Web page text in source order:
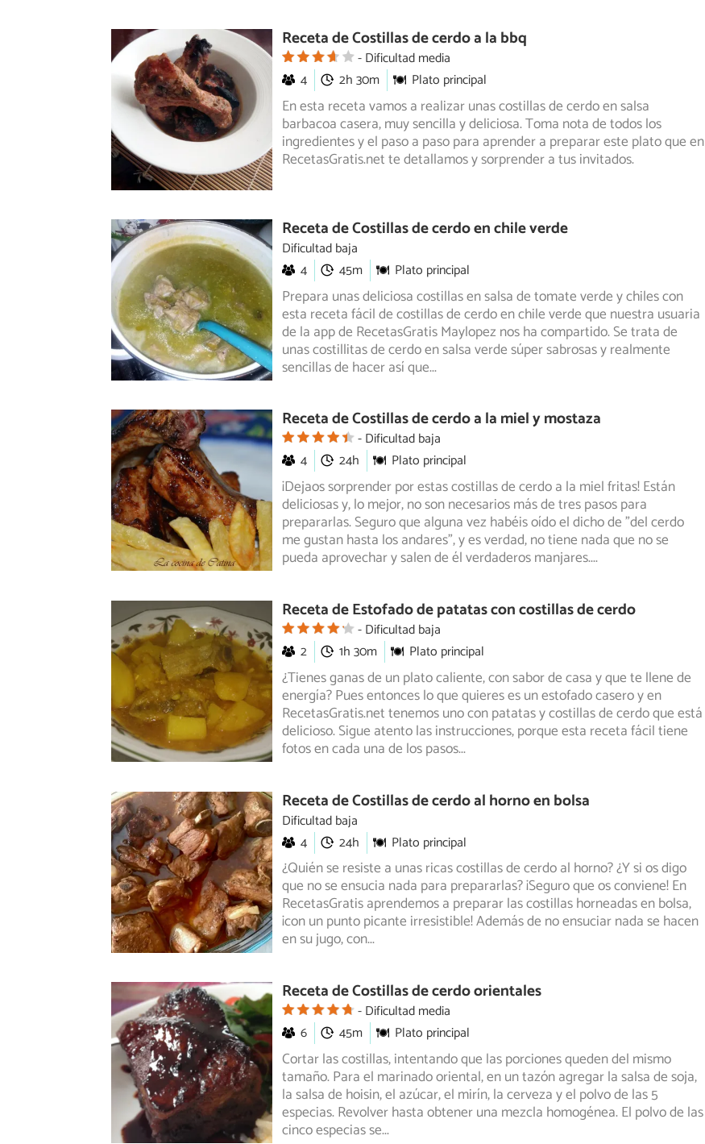
Receta de Costillas de cerdo a la bbq
Dificultad media
4
2h 30m Plato principal
En esta receta vamos a realizar unas costillas de cerdo en salsa
barbacoa casera, muy sencilla y deliciosa. Toma nota de todos los
ingredientesy el paso a paso para aprender a preparar este plato que en
RecetasGratis.net te detallamos y sorprender a tus invitados.
Receta de Costillas de cerdo en chile verde
Dificultad baja
4
45m Plato principal
Prepara unas deliciosa costillas en salsa de tomate verde y chiles con
esta receta fácil de costillas de cerdo en chile verde que nuestra usuaria
de la app de RecetasGratis Maylopez nos ha compartido. Se trata de
unas costillitas de cerdo en salsa verde súper sabrosas y realmente
sencillas de hacer así que...
Receta de Costillas de cerdo a la miel y mostaza
Dificultad baja
4
24h Plato principal
¡Dejaos sorprender por estas costillas de cerdo a la miel fritas! Están
deliciosas y, lo mejor, no son necesarios más de tres pasos para
prepararlas. Seguroque alguna vez habéis oído el dicho de "del cerdo
me gustan hasta los andares", y es verdad, no tiene nada que no se
pueda aprovechar y salen de él verdaderos manjares....
Receta de Estofado de patatas con costillas de cerdo
Dificultad baja
2
1h 30m Plato principal
¿Tienes ganas de un plato caliente, con sabor de casa y que te llene de
energía? Pues entonces lo que quieres es un estofado casero y en
RecetasGratis.nettenemos uno con patatas y costillas de cerdo que está
delicioso. Sigue atento las instrucciones, porque esta receta fácil tiene
fotos en cada una de los pasos...
Receta de Costillas de cerdo al horno en bolsa
Dificultad baja
4
24h Plato principal
¿Quién se resiste a unas ricas costillas de cerdo al horno? ¿Y si os digo
que no se ensucia nada para prepararlas? ¡Seguro que os conviene!En
RecetasGratis aprendemos a preparar las costillas horneadas en bolsa,
¡con un punto picante irresistible! Además de no ensuciar nada se hacen
en su jugo, con...
Receta de Costillas de cerdo orientales
Dificultad media
6
45m Plato principal
Cortar las costillas, intentando que las porciones queden del mismo
tamaño. Para el marinado oriental, en un tazón agregar la salsa de soja,
la salsa de hoisin, el azúcar, el mirín, la cerveza y el polvo de las 5
especias. Revolver hasta obtener una mezcla homogénea. El polvo de las
cinco especias se...